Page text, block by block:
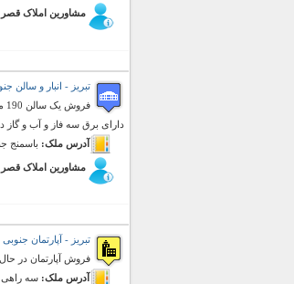
مشاورین املاک قصر 118
تبریز - انبار و سالن جنوبی به متراژ
دارای برق سه فاز و آب و گاز
آدرس ملک: باسمنج
مشاورین املاک قصر 118
تبریز - آپارتمان جنوبی دو خواب
فروش آپارتمان در
آدرس ملک: سه راهی